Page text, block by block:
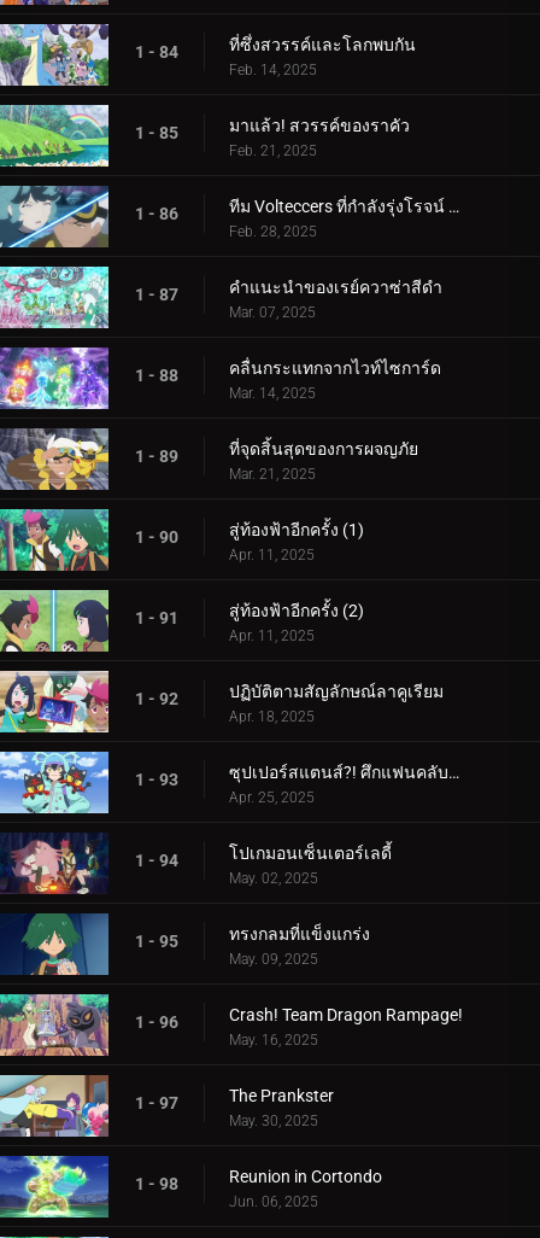
1 - 84 ที่ซึ่งสวรรค์และโลกพบกัน
Feb. 14, 2025
1 - 85 มาแล้ว! สวรรค์ของราคัว
Feb. 21, 2025
1 - 86 ทีม Volteccers ที่กำลังรุ่งโรจน์ ปะทะ ทีม Explorers!
Feb. 28, 2025
1 - 87 คำแนะนำของเรย์ควาซ่าสีดำ
Mar. 07, 2025
1 - 88 คลื่นกระแทกจากไวท์ไซการ์ด
Mar. 14, 2025
1 - 89 ที่จุดสิ้นสุดของการผจญภัย
Mar. 21, 2025
1 - 90 สู่ท้องฟ้าอีกครั้ง (1)
Apr. 11, 2025
1 - 91 สู่ท้องฟ้าอีกครั้ง (2)
Apr. 11, 2025
1 - 92 ปฏิบัติตามสัญลักษณ์ลาคูเรียม
Apr. 18, 2025
1 - 93 ซุปเปอร์สแตนส์?! ศึกแฟนคลับคุรุมิน!!
Apr. 25, 2025
1 - 94 โปเกมอนเซ็นเตอร์เลดี้
May. 02, 2025
1 - 95 ทรงกลมที่แข็งแกร่ง
May. 09, 2025
1 - 96 Crash! Team Dragon Rampage!
May. 16, 2025
1 - 97 The Prankster
May. 30, 2025
1 - 98 Reunion in Cortondo
Jun. 06, 2025